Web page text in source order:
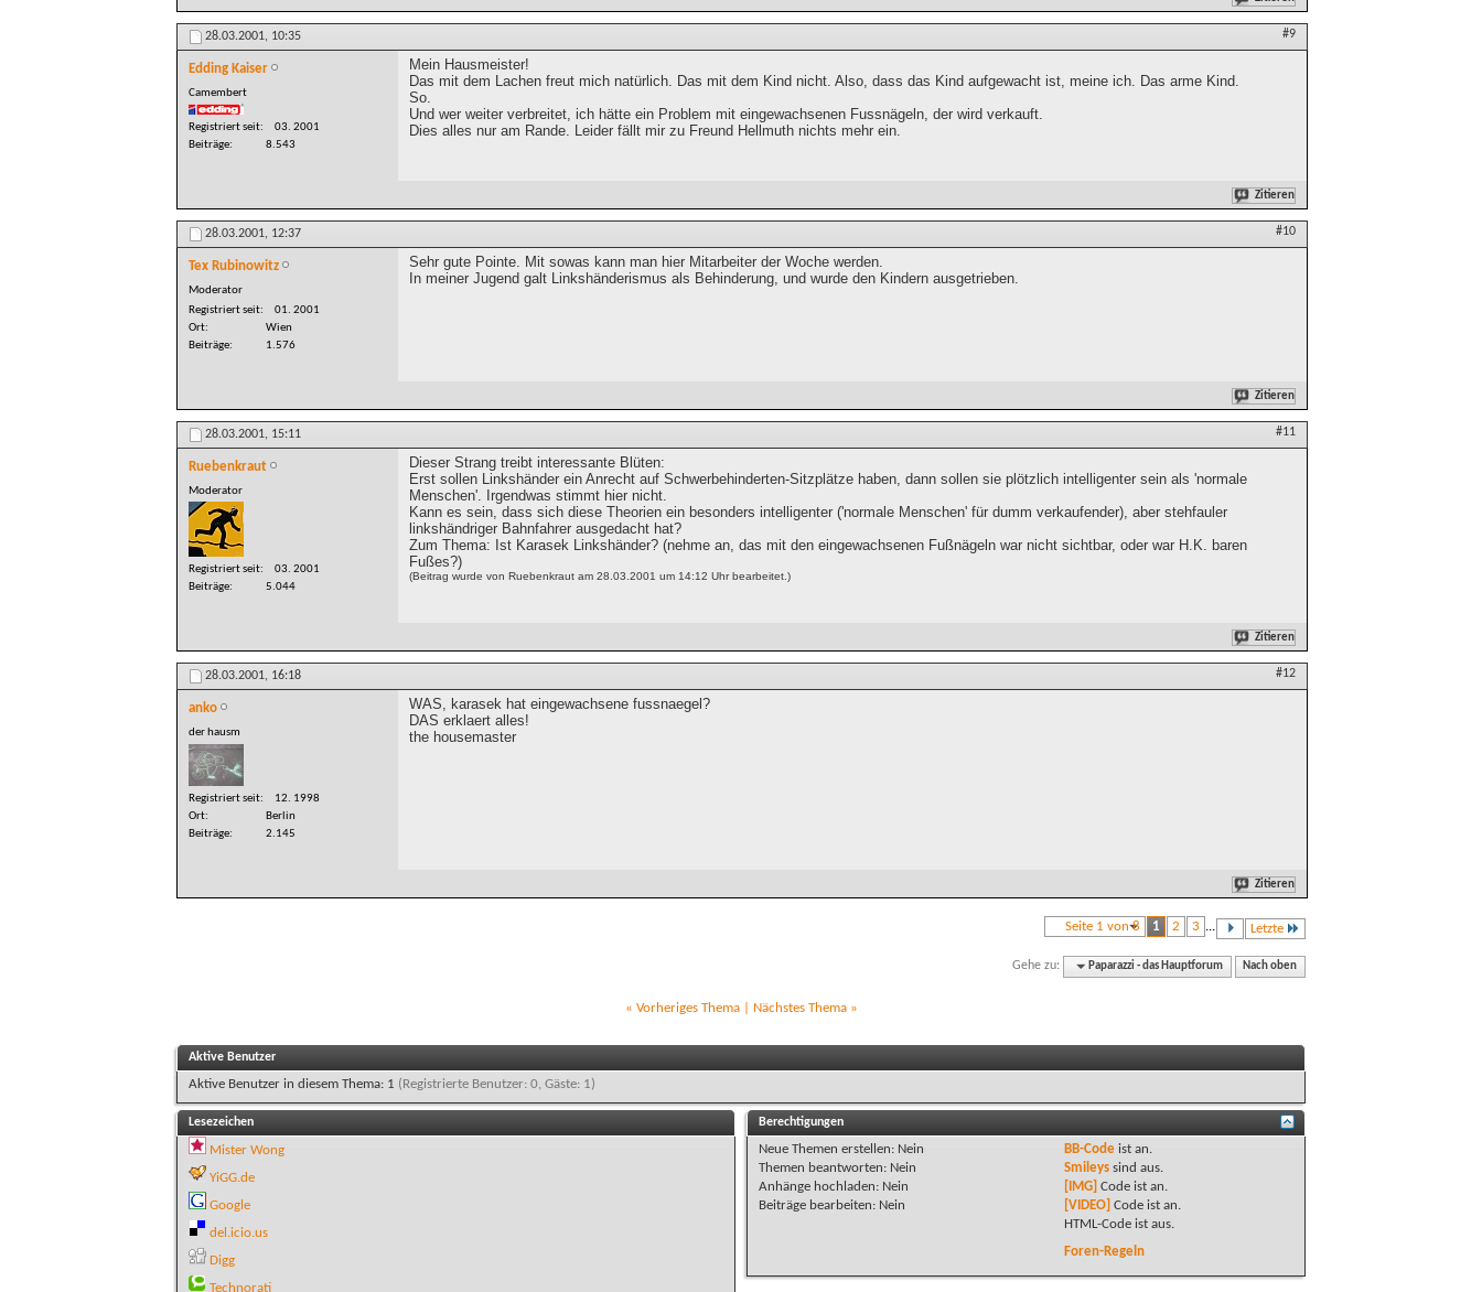
28.03.2001, 10:35 #9
Edding Kaiser
Camembert
Registriert seit
03. 2001
Beiträge
8.543
Mein Hausmeister!
Das mit dem Lachen freut mich natürlich. Das mit dem Kind nicht. Also, dass das Kind aufgewacht ist, meine ich. Das arme Kind.
So.
Und wer weiter verbreitet, ich hätte ein Problem mit eingewachsenen Fussnägeln, der wird verkauft.
Dies alles nur am Rande. Leider fällt mir zu Freund Hellmuth nichts mehr ein.
Zitieren
28.03.2001, 12:37 #10
Tex Rubinowitz
Moderator
Registriert seit
01. 2001
Ort
Wien
Beiträge
1.576
Sehr gute Pointe. Mit sowas kann man hier Mitarbeiter der Woche werden.
In meiner Jugend galt Linkshänderismus als Behinderung, und wurde den Kindern ausgetrieben.
Zitieren
28.03.2001, 15:11 #11
Ruebenkraut
Moderator
Registriert seit
03. 2001
Beiträge
5.044
Dieser Strang treibt interessante Blüten:
Erst sollen Linkshänder ein Anrecht auf Schwerbehinderten-Sitzplätze haben, dann sollen sie plötzlich intelligenter sein als 'normale
Menschen'. Irgendwas stimmt hier nicht.
Kann es sein, dass sich diese Theorien ein besonders intelligenter ('normale Menschen' für dumm verkaufender), aber stehfauler
linkshändriger Bahnfahrer ausgedacht hat?
Zum Thema: Ist Karasek Linkshänder? (nehme an, das mit den eingewachsenen Fußnägeln war nicht sichtbar, oder war H.K. baren
Fußes?)
(Beitrag wurde von Ruebenkraut am 28.03.2001 um 14:12 Uhr bearbeitet.)
Zitieren
28.03.2001, 16:18 #12
anko
der hausm
Registriert seit
12. 1998
Ort
Berlin
Beiträge
2.145
WAS, karasek hat eingewachsene fussnaegel?
DAS erklaert alles!
the housemaster
Zitieren
Seite 1 von 8 1 2 3 ... Letzte
Gehe zu: Paparazzi - das Hauptforum Nach oben
« Vorheriges Thema| Nächstes Thema »
Aktive Benutzer
Aktive Benutzer in diesem Thema: 1 (Registrierte Benutzer: 0, Gäste: 1)
Lesezeichen
Mister Wong
YiGG.de
Google
del.icio.us
Digg
Technorati
Berechtigungen
Neue Themen erstellen: Nein
Themen beantworten: Nein
Anhänge hochladen: Nein
Beiträge bearbeiten: Nein
BB-Codeist an.
Smileyssind aus.
[IMG] Code ist an.
[VIDEO] Code ist an.
HTML-Code ist aus.
Foren-Regeln